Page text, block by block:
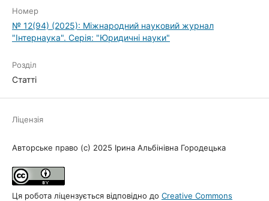
Номер
№ 12(94) (2025): Міжнародний науковий журнал
"Інтернаука". Серія: "Юридичні науки"
Розділ
Статті
Ліцензія
Авторське право (c) 2025 Ірина Альбінівна Городецька
Ця робота ліцензується відповідно до Creative Commons